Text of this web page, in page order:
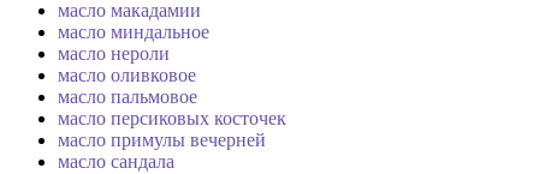
масло макадамии
масло миндальное
масло нероли
масло оливковое
масло пальмовое
масло персиковых косточек
масло примулы вечерней
масло сандала